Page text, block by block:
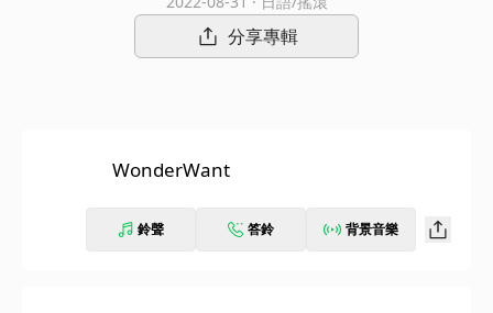
分享專輯
WonderWant
鈴聲 答鈴 背景音樂